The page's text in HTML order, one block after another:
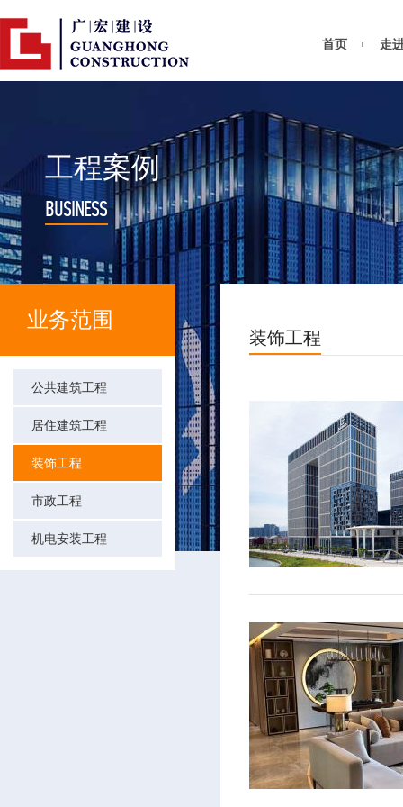
首页 走
工程案例
BUSINESS
业务范围
公共建筑工程
居住建筑工程
装饰工程
市政工程
机电安装工程
装饰工程